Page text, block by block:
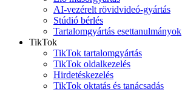
AI-vezérelt rövidvideó-gyártás
Stúdió bérlés
Tartalomgyártás esettanulmányok
TikTok
TikTok tartalomgyártás
TikTok oldalkezelés
Hirdetéskezelés
TikTok oktatás és tanácsadás